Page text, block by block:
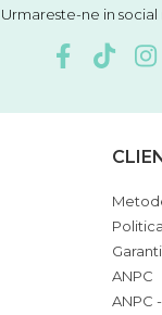
Urmareste-ne in
ANPC
ANPC -